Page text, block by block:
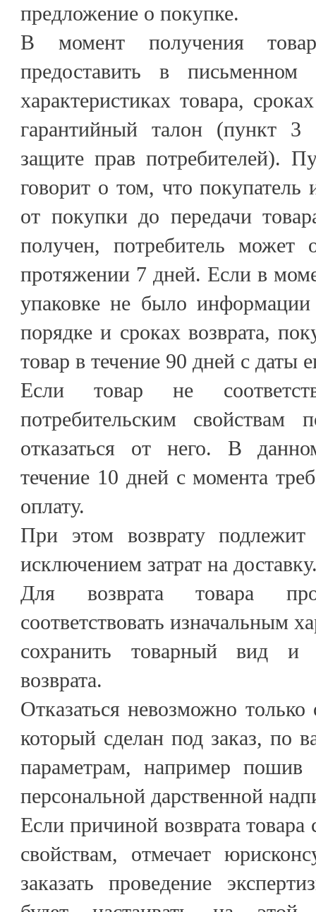
предложение о покупке.
В момент получения
предоставить в
характеристиках товара,
гарантийный талон (пункт 3
защите прав потребителей).
говорит о том, что покупатель
от покупки до передачи
получен, потребитель может
протяжении 7 дней. Если в
упаковке не было
порядке и сроках возврата,
товар в течение 90 дней с даты
Если товар не
потребительским свойствам
отказаться от него. В
течение 10 дней с момента
оплату.
При этом возврату подлежит
исключением затрат на
Для возврата товара
соответствовать изначальным
сохранить товарный вид и
возврата.
Отказаться невозможно только
который сделан под заказ, по
параметрам, например
персональной дарственной
Если причиной возврата товара
свойствам, отмечает
заказать проведение